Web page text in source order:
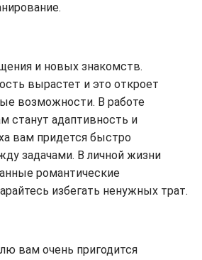
и новых знакомств.
вырастет и это откроет
возможности. В работе
станут адаптивность и
вам придется быстро
задачами. В личной жизни
романтические
избегать ненужных трат.
вам очень пригодится